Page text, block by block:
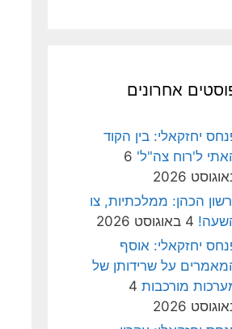
אחרונים
יחזקאלי: בין הקוד
ל'רוח צה"ל' 6
2026
הכהן: ממלכתיות, צו
4 באוגוסט 2026
יחזקאלי: אוסף
על שרידותן של
מורכבות 4
2026